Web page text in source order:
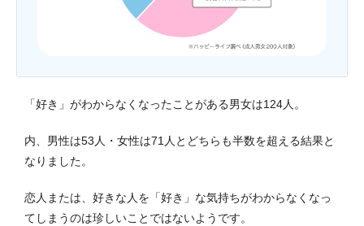
「好き」がわからなくなったことがある男女は124人。
内、男性は53人・女性は71人とどちらも半数を超える結果と
なりました。
恋人または、好きな人を「好き」な気持ちがわからなくなっ
てしまうのは珍しいことではないようです。